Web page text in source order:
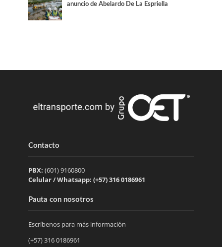
anuncio de Abelardo De La Espriella
Contacto
PBX: (601) 9160800
Celular / Whatsapp: (+57) 316 0186961
Pauta con nosotros
Escríbenos para más información
(+57) 316 0186961